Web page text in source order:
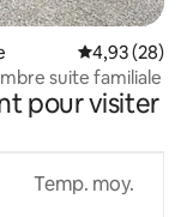
Évaluation
4,93 (28)
suite familiale
pour visiter
Temp. moy.